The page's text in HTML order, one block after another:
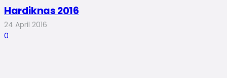
Hardiknas 2016
24 April 2016
0